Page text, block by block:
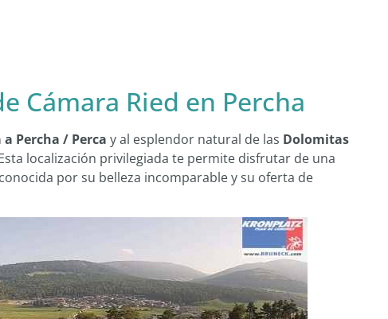
Cámara Ried en Percha
Percha / Perca y al esplendor natural de las Dolomitas
localización privilegiada te permite disfrutar de una
por su belleza incomparable y su oferta de